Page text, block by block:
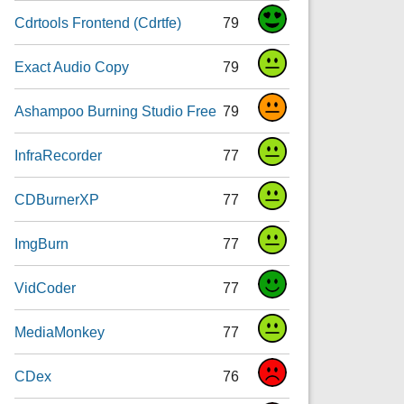
Cdrtools Frontend (Cdrtfe) 79
Exact Audio Copy 79
Ashampoo Burning Studio Free 79
InfraRecorder 77
CDBurnerXP 77
ImgBurn 77
VidCoder 77
MediaMonkey 77
CDex 76